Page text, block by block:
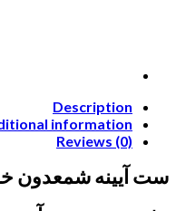
Description
information
Reviews (0)
ست آیینه شمعدون